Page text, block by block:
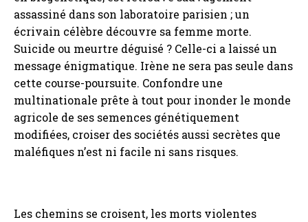
assassiné dans son laboratoire parisien ; un
écrivain célèbre découvre sa femme morte.
Suicide ou meurtre déguisé ? Celle-ci a laissé un
message énigmatique. Irène ne sera pas seule dans
cette course-poursuite. Confondre une
multinationale prête à tout pour inonder le monde
agricole de ses semences génétiquement
modifiées, croiser des sociétés aussi secrètes que
maléfiques n’est ni facile ni sans risques.
Les chemins se croisent, les morts violentes